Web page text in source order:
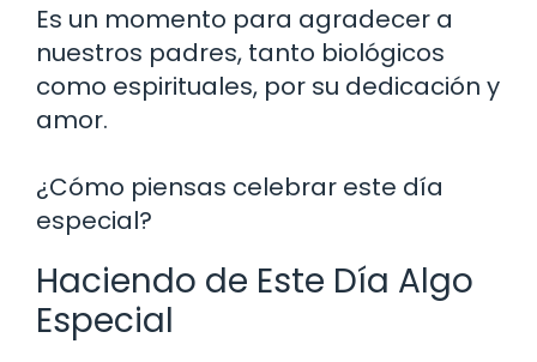
Es un momento para agradecer a
nuestros padres, tanto biológicos
como espirituales, por su dedicación y
amor.
¿Cómo piensas celebrar este día
especial?
Haciendo de Este Día Algo
Especial